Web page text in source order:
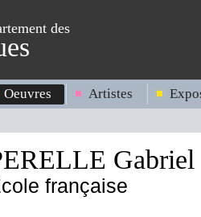
des
Oeuvres Artistes
Gabriel
française